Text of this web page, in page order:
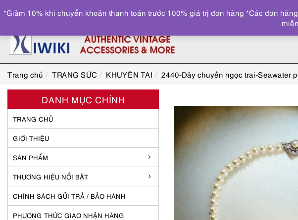
Trang chủ TRANG SỨC KHUYÊN TAI 2440-Dây chuyền ngọc trai-Seawater
DANH MỤC CHÍNH
TRANG CHỦ
GIỚI THIỆU
SẢN PHẨM
THƯƠNG HIỆU NỔI BẬT
CHÍNH SÁCH GỬI TRẢ / BẢO HÀNH
PHƯƠNG THỨC GIAO NHẬN HÀNG
*Giảm 10% khi chuyển khoản thanh toán trước 100% giá trị đơn hàng *Các đơn